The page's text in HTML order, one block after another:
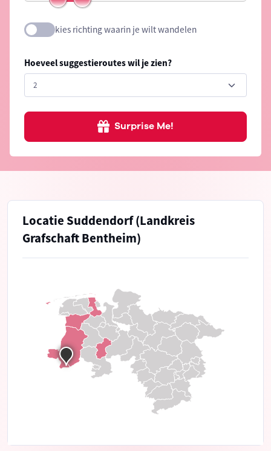
kies richting waarin je wilt wandelen
Hoeveel suggestieroutes wil je zien?
Surprise Me!
Locatie Suddendorf (Landkreis
Grafschaft Bentheim)